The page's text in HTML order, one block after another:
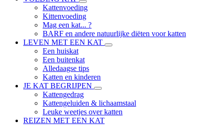
Kattenvoeding
Kittenvoeding
Mag een kat... ?
BARF en andere natuurlijke diëten voor katten
LEVEN MET EEN KAT
Een huiskat
Een buitenkat
Alledaagse tips
Katten en kinderen
JE KAT BEGRIJPEN
Kattengedrag
Kattengeluiden & lichaamstaal
Leuke weetjes over katten
REIZEN MET EEN KAT